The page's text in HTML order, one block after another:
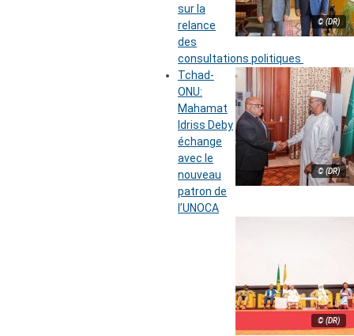
© (DR)
sur la
relance
des
consultations politiques
© (DR)
Tchad-
ONU:
Mahamat
Idriss Deby
échange
avec le
nouveau
patron de
l’UNOCA
© (DR)